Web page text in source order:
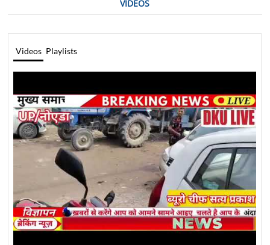
VIDEOS
Videos Playlists